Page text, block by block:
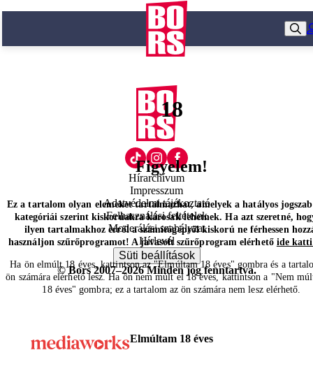
18
Figyelem!
Ez a tartalom olyan elemeket tartalmazhat, amelyek a hatályos
kategóriái szerint kiskorúakra károsak lehetnek. Ha azt szeretné,
ilyen tartalmakhoz erről a számítógépről kiskorú ne férhessen
használjon szűrőprogramot! A javasolt szűrőprogram elérhető ide
Ha ön elmúlt 18 éves, kattintson az "Elmúltam 18 éves" gombra és a
ön számára elérhető lesz. Ha ön nem múlt el 18 éves, kattintson a "Nem
18 éves" gombra; ez a tartalom az ön számára nem lesz elérhető.
Elmúltam 18 éves
Hírarchívum
Impresszum
Adatvédelmi tájékoztató
Felhasználási feltételek
Moderálási szabályzat
Hírlevél
Süti beállítások
© Bors 2007–2026 Minden jog fenntartva.